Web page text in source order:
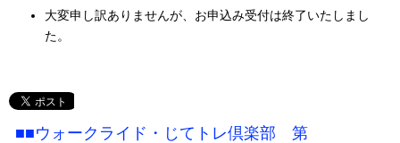
大変申し訳ありませんが、お申込み受付は終了いたしまし
た。
■■ウォークライド・じてトレ倶楽部 第